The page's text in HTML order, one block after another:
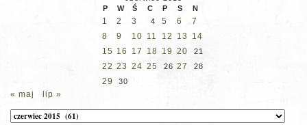
P
W Ś C P S N
1 2 3 4 5 6
7
8
9 10 11 12 13 14
15 16 17 18 19 20 21
22 23 24 25 26 27 28
29 30
« maj lip »
Archiwum